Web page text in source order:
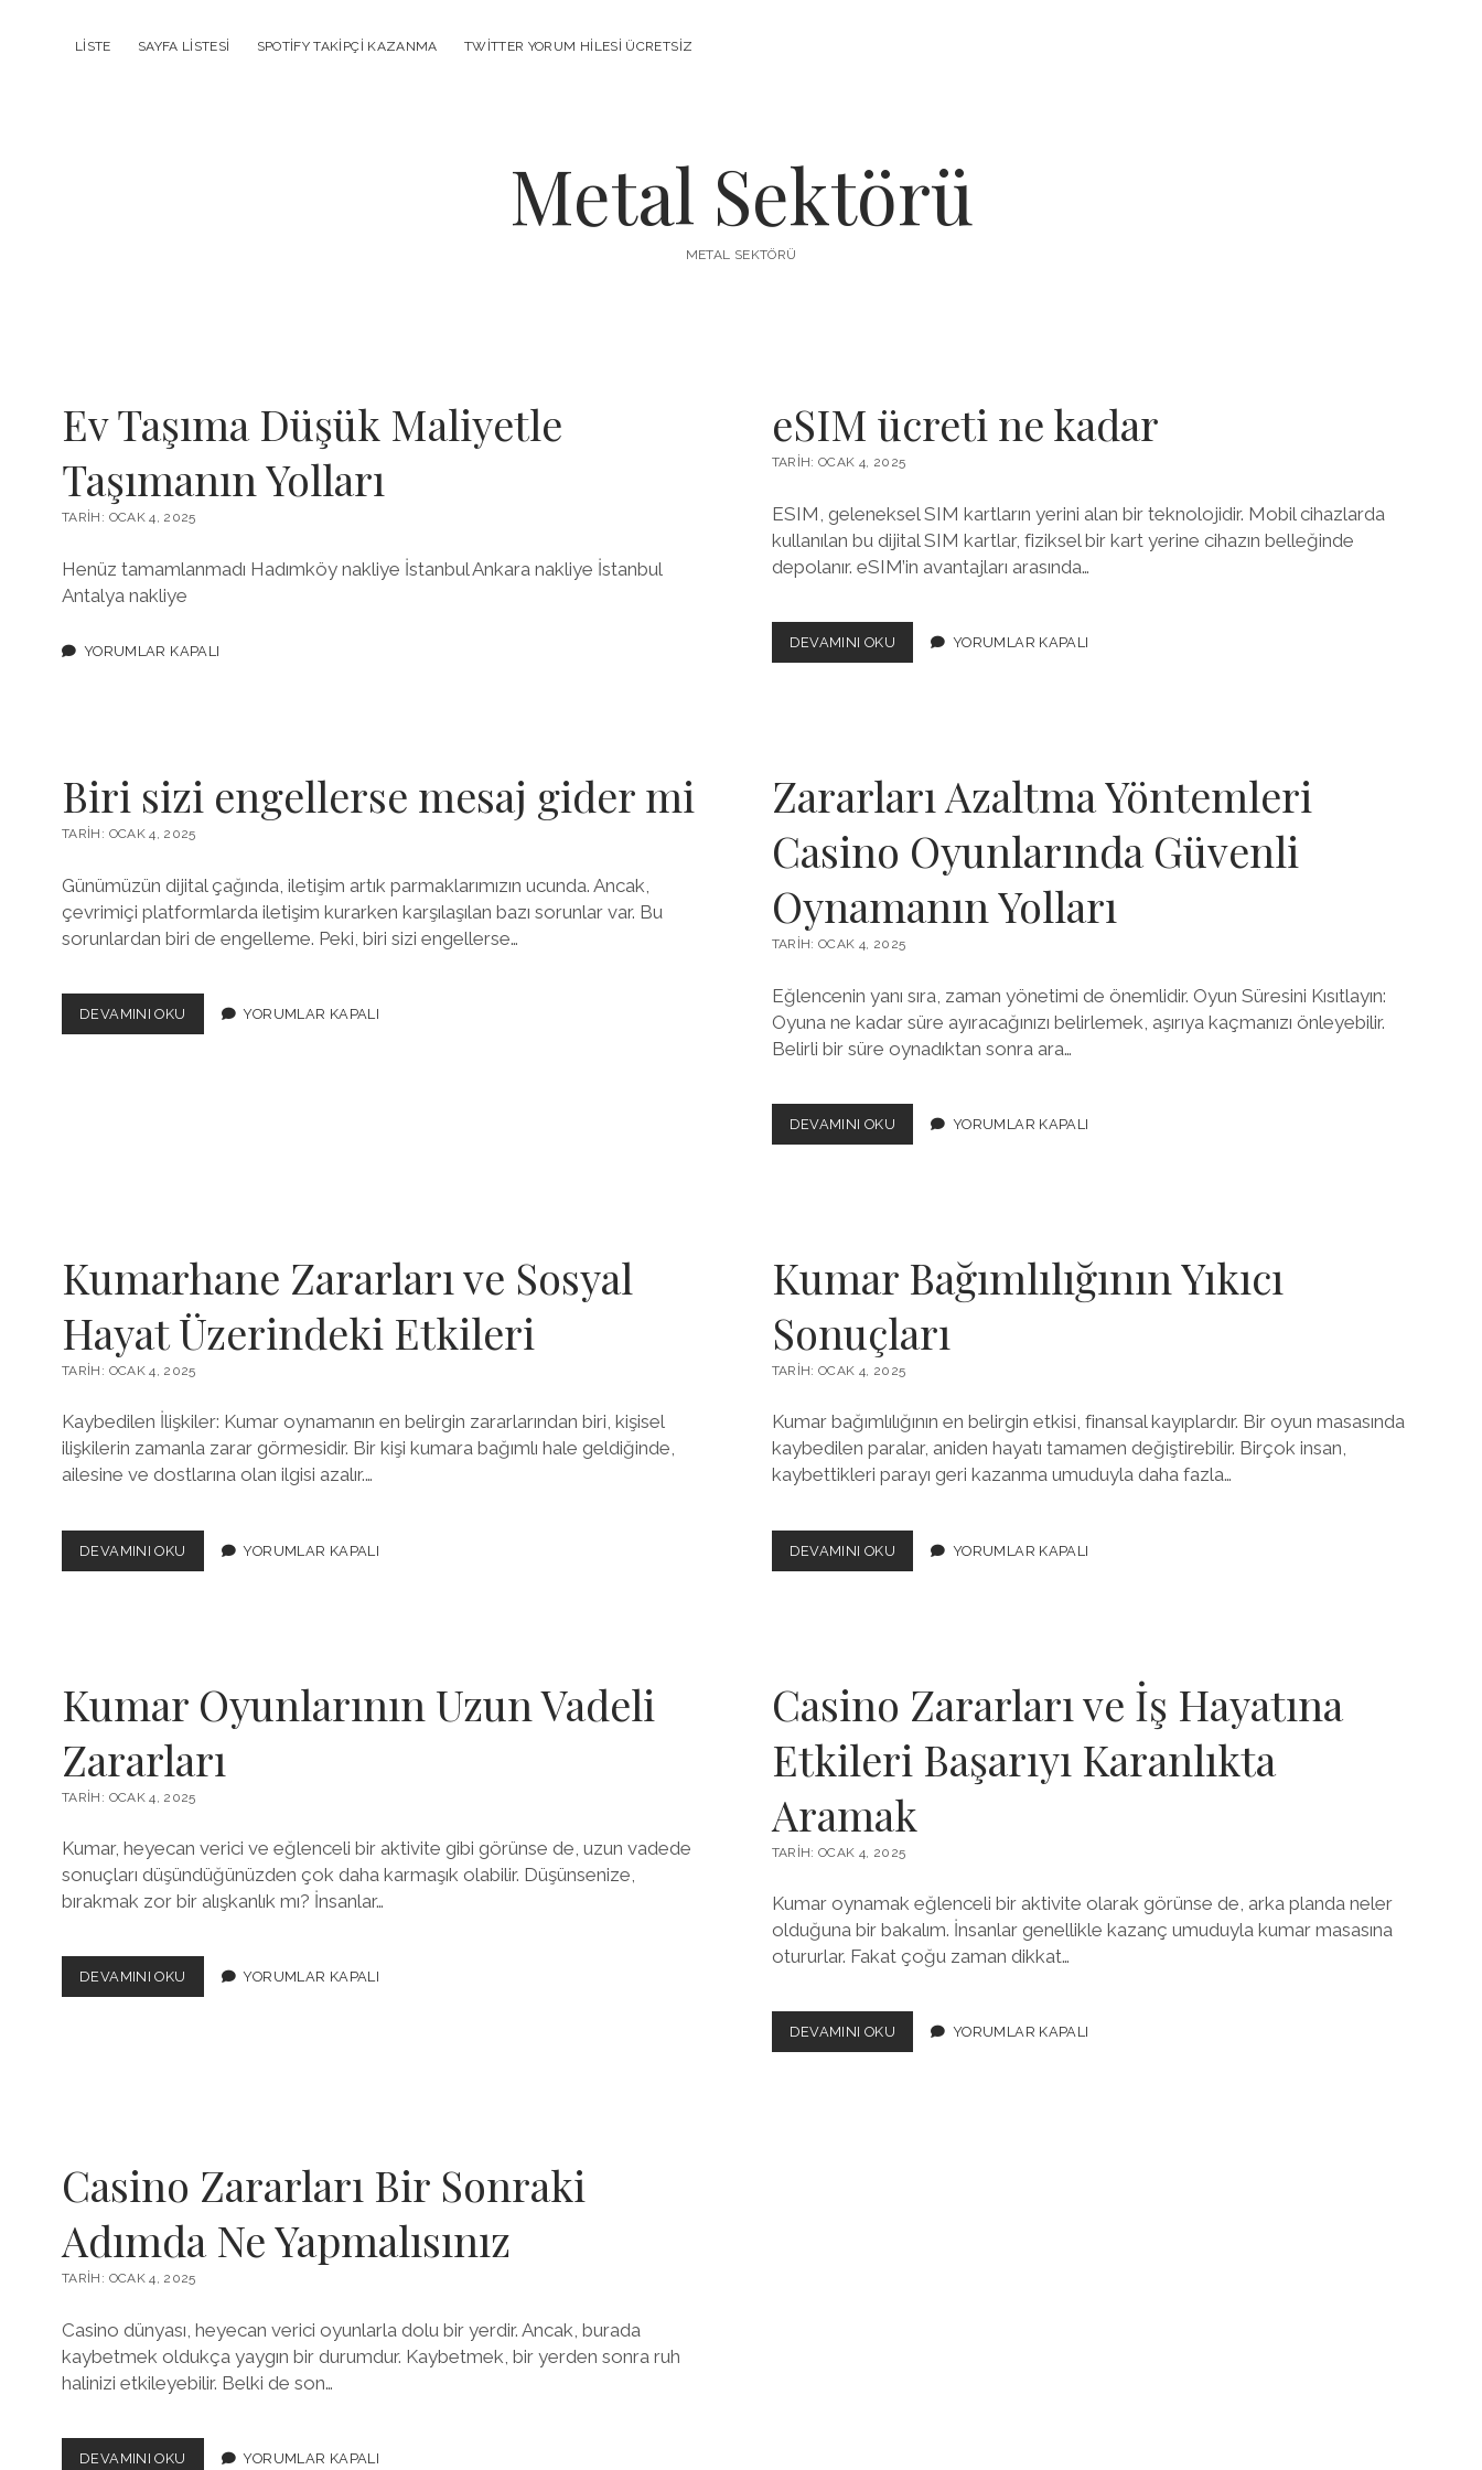
LISTE SAYFA LISTESI SPOTIFY TAKIPÇI KAZANMA TWITTER YORUM HILESI ÜCRETSIZ
Metal Sektörü
METAL SEKTÖRÜ
Sektörü
Yazılar
Ev Taşıma Düşük Maliyetle
Taşımanın Yolları
TARIH: OCAK 4, 2025
Henüz tamamlanmadı Hadımköy nakliye İstanbul Ankara nakliye İstanbul
Antalya nakliye
YORUMLAR KAPALI
eSIM ücreti ne kadar
TARIH: OCAK 4, 2025
ESIM, geleneksel SIM kartların yerini alan bir teknolojidir. Mobil cihazlarda
kullanılan bu dijital SIM kartlar, fiziksel bir kart yerine cihazın belleğinde
depolanır. eSIM’in avantajları arasında…
DEVAMINI OKU
ÜCRETI
YORUMLAR KAPALI
Biri sizi engellerse mesaj gider mi
TARIH: OCAK 4, 2025
Günümüzün dijital çağında, iletişim artık parmaklarımızın ucunda. Ancak,
çevrimiçi platformlarda iletişim kurarken karşılaşılan bazı sorunlar var. Bu
sorunlardan biri de engelleme. Peki, biri sizi engellerse…
DEVAMINI OKU
SIZI
YORUMLAR KAPALI
Zararları Azaltma Yöntemleri
Casino Oyunlarında Güvenli
Oynamanın Yolları
TARIH: OCAK 4, 2025
Eğlencenin yanı sıra, zaman yönetimi de önemlidir. Oyun Süresini Kısıtlayın:
Oyuna ne kadar süre ayıracağınızı belirlemek, aşırıya kaçmanızı önleyebilir.
Belirli bir süre oynadıktan sonra ara…
DEVAMINI OKU ZARARLARI
AZALTMA
YOLLARI
YORUMLAR KAPALI
Kumarhane Zararları ve Sosyal
Hayat Üzerindeki Etkileri
TARIH: OCAK 4, 2025
Kaybedilen İlişkiler: Kumar oynamanın en belirgin zararlarından biri, kişisel
ilişkilerin zamanla zarar görmesidir. Bir kişi kumara bağımlı hale geldiğinde,
ailesine ve dostlarına olan ilgisi azalır.…
DEVAMINI OKU KUMARHANE
ZARARLARI
YORUMLAR KAPALI
Kumar Bağımlılığının Yıkıcı
Sonuçları
TARIH: OCAK 4, 2025
Kumar bağımlılığının en belirgin etkisi, finansal kayıplardır. Bir oyun masasında
kaybedilen paralar, aniden hayatı tamamen değiştirebilir. Birçok insan,
kaybettikleri parayı geri kazanma umuduyla daha fazla…
DEVAMINI OKU KUMAR
BAĞIMLILIĞININ
YORUMLAR KAPALI
Kumar Oyunlarının Uzun Vadeli
Zararları
TARIH: OCAK 4, 2025
Kumar, heyecan verici ve eğlenceli bir aktivite gibi görünse de, uzun vadede
sonuçları düşündüğünüzden çok daha karmaşık olabilir. Düşünsenize,
bırakmak zor bir alışkanlık mı? İnsanlar…
DEVAMINI OKU KUMAR
OYUNLARININ
YORUMLAR KAPALI
Casino Zararları ve İş Hayatına
Etkileri Başarıyı Karanlıkta
Aramak
TARIH: OCAK 4, 2025
Kumar oynamak eğlenceli bir aktivite olarak görünse de, arka planda neler
olduğuna bir bakalım. İnsanlar genellikle kazanç umuduyla kumar masasına
otururlar. Fakat çoğu zaman dikkat…
DEVAMINI OKU CASINO
ZARARLARI
YORUMLAR KAPALI
Casino Zararları Bir Sonraki
Adımda Ne Yapmalısınız
TARIH: OCAK 4, 2025
Casino dünyası, heyecan verici oyunlarla dolu bir yerdir. Ancak, burada
kaybetmek oldukça yaygın bir durumdur. Kaybetmek, bir yerden sonra ruh
halinizi etkileyebilir. Belki de son…
DEVAMINI OKU CASINO YORUMLAR KAPALI